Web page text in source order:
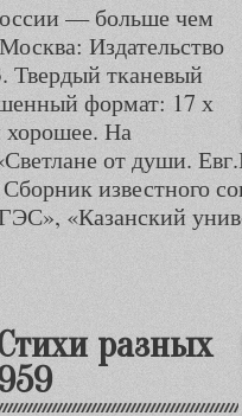
— больше чем
Издательство
Твердый тканевый
формат: 17 х
хорошее. На
от души.
известного
«Казанский
разных